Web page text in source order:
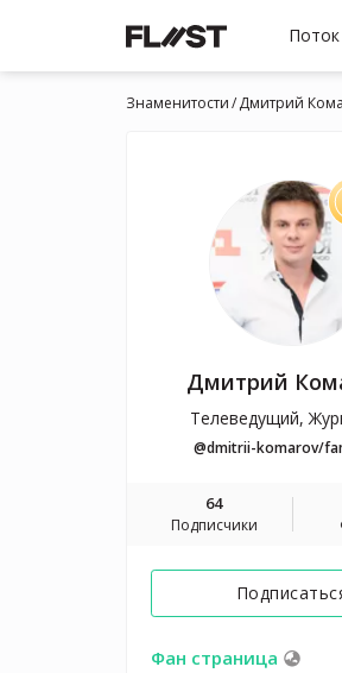
Поток
Знаменитости Дмитрий
Дмитрий
Телеведущий,
@dmitrii-komarov/
64
Подписчики
Фан страница